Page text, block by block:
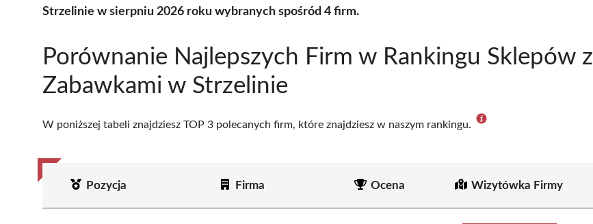
Strzelinie w sierpniu 2026 roku wybranych spośród 4 firm.
Porównanie Najlepszych Firm w Rankingu Sklepów z
Zabawkami w Strzelinie
W poniższej tabeli znajdziesz TOP 3 polecanych firm, które znajdziesz w naszym rankingu.
Pozycja Firma Ocena Wizytówka Firmy